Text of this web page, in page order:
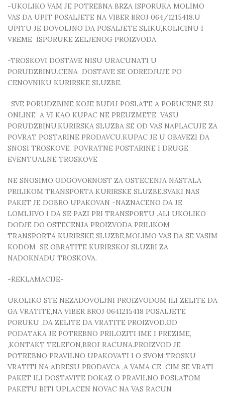
-UKOLIKO VAM JE POTREBNA BRZA ISPORUKA MOLIMO
VAS DA UPIT POSALJETE NA VIBER BROJ 064/1215418.U
UPITU JE DOVOLJNO DA POSALJETE SLIKU,KOLICINU I
VREME ISPORUKE ZELJENOG PROIZVODA
-TROSKOVI DOSTAVE NISU URACUNATI U
PORUDZBINU.CENA DOSTAVE SE ODREDJUJE PO
CENOVNIKU KURIRSKE SLUZBE.
-SVE PORUDZBINE KOJE BUDU POSLATE A PORUCENE SU
ONLINE A VI KAO KUPAC NE PREUZMETE VASU
PORUDZBINU,KURIRSKA SLUZBA SE OD VAS NAPLACUJE ZA
POVRAT POSTARINE PRODAVCU.KUPAC JE U OBAVEZI DA
SNOSI TROSKOVE POVRATNE POSTARINE I DRUGE
EVENTUALNE TROSKOVE
NE SNOSIMO ODGOVORNOST ZA OSTECENJA NASTALA
PRILIKOM TRANSPORTA KURIRSKE SLUZBE.SVAKI NAS
PAKET JE DOBRO UPAKOVAN -NAZNACENO DA JE
LOMLJIVO I DA SE PAZI PRI TRANSPORTU .ALI UKOLIKO
DODJE DO OSTECENJA PROIZVODA PRILIKOM
TRANSPORTA KURIRSKE SLUZBE,MOLIMO VAS DA SE VASIM
KODOM SE OBRATITE KURIRSKOJ SLUZBI ZA
NADOKNADU TROSKOVA.
-REKLAMACIJE-
UKOLIKO STE NEZADOVOLJNI PROIZVODOM ILI ZELITE DA
GA VRATITE,NA VIBER BROJ 0641215418 POSALJETE
PORUKU ,DA ZELITE DA VRATITE PROIZVOD.OD
PODATAKA JE POTREBNO PRILOZITI IME I PREZIME,
,KONTAKT TELEFON,BROJ RACUNA.PROIZVOD JE
POTREBNO PRAVILNO UPAKOVATI I O SVOM TROSKU
VRATITI NA ADRESU PRODAVCA ,A VAMA CE CIM SE VRATI
PAKET ILI DOSTAVITE DOKAZ O PRAVILNO POSLATOM
PAKETU BITI UPLACEN NOVAC NA VAS RACUN